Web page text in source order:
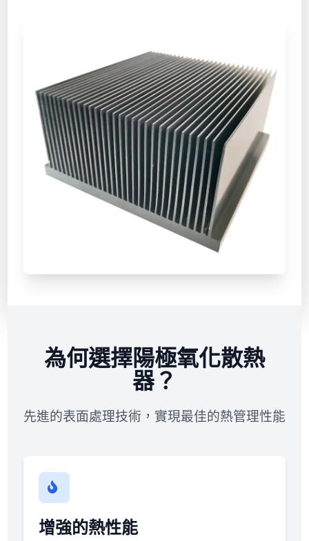
為何選擇陽極氧化散熱
器？
先進的表面處理技術，實現最佳的熱管理性能
增強的熱性能